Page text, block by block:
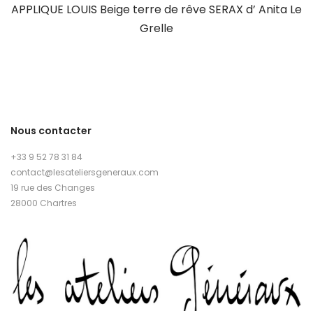
APPLIQUE LOUIS Beige terre de rêve SERAX d’ Anita Le
Grelle
Nous contacter
+33 9 52 78 31 84
contact@lesateliersgeneraux.com
19 rue des Changes
28000 Chartres